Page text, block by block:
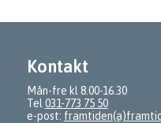
Kontakt
Mån-fre kl 8.00-16.30
Tel 031-773 75 50
e-post: